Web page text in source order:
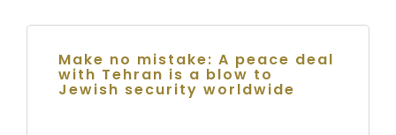
Make no mistake: A peace deal
with Tehran is a blow to
Jewish security worldwide